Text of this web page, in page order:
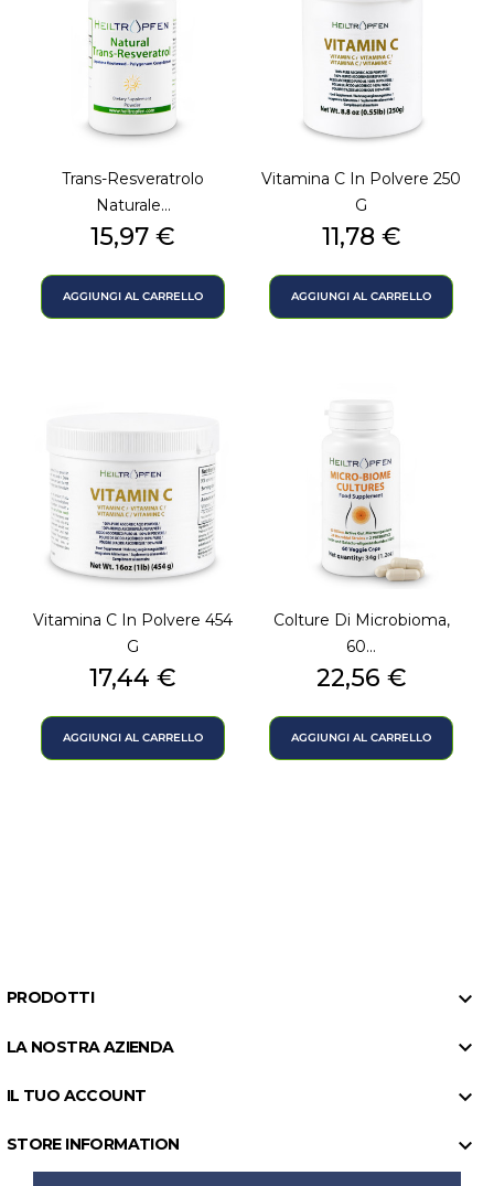
Trans-Resveratrolo
Naturale...
Prezzo
15,97 €
AGGIUNGI AL CARRELLO
Vitamina C In Polvere 250
G
Prezzo
11,78 €
AGGIUNGI AL CARRELLO
Vitamina C In Polvere 454
G
Prezzo
17,44 €
AGGIUNGI AL CARRELLO
Colture Di Microbioma,
60...
Prezzo
22,56 €
AGGIUNGI AL CARRELLO
PRODOTTI 
LA NOSTRA AZIENDA 
IL TUO ACCOUNT 
STORE INFORMATION 